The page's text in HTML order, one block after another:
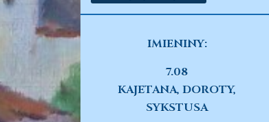
IMIENINY:
7.08
KAJETANA, DOROTY,
SYKSTUSA